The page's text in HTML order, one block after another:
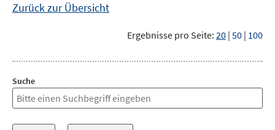
Zurück zur Übersicht
Ergebnisse pro Seite: 20 | 50 | 100
Suche